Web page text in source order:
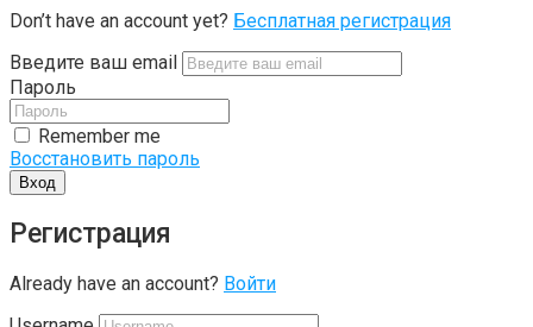
Don’t have an account yet? Бесплатная регистрация
Введите ваш email
Пароль
Remember me
Восстановить пароль
Вход
Регистрация
Already have an account? Войти